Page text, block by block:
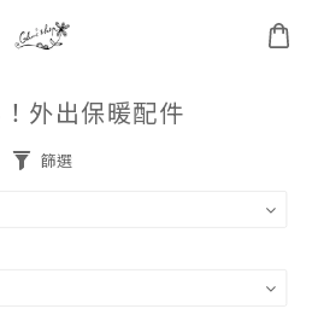
外出保暖配件
篩選